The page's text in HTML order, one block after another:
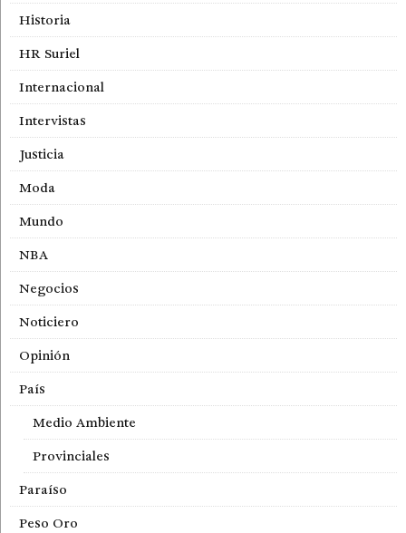
Historia
HR Suriel
Internacional
Intervistas
Justicia
Moda
Mundo
NBA
Negocios
Noticiero
Opinión
País
Medio Ambiente
Provinciales
Paraíso
Peso Oro